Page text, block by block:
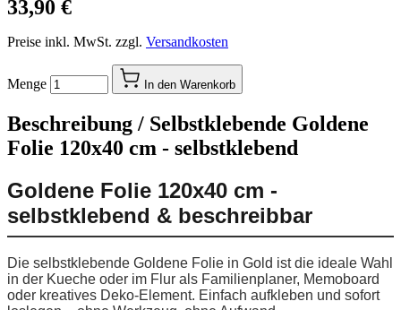
33,90 €
Preise inkl. MwSt. zzgl. Versandkosten
Menge In den Warenkorb
Beschreibung / Selbstklebende Goldene
Folie 120x40 cm - selbstklebend
Goldene Folie 120x40 cm -
selbstklebend & beschreibbar
Die selbstklebende Goldene Folie in Gold ist die ideale Wahl
in der Kueche oder im Flur als Familienplaner, Memoboard
oder kreatives Deko-Element. Einfach aufkleben und sofort